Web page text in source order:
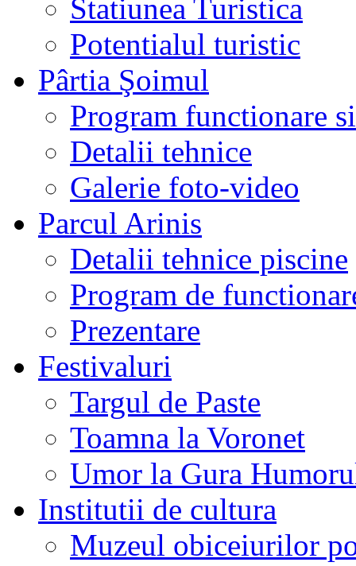
Statiunea Turistica
Potentialul turistic
Pârtia Şoimul
Program functionare
Detalii tehnice
Galerie foto-video
Parcul Arinis
Detalii tehnice piscine
Program de
Prezentare
Festivaluri
Targul de Paste
Toamna la Voronet
Umor la Gura
Institutii de cultura
Muzeul obiceiurilor